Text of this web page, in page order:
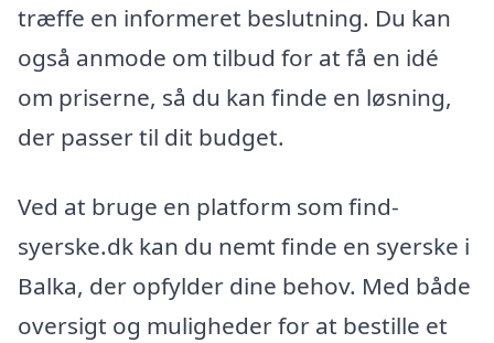
træffe en informeret beslutning. Du kan
også anmode om tilbud for at få en idé
om priserne, så du kan finde en løsning,
der passer til dit budget.
Ved at bruge en platform som find-
syerske.dk kan du nemt finde en syerske i
Balka, der opfylder dine behov. Med både
oversigt og muligheder for at bestille et